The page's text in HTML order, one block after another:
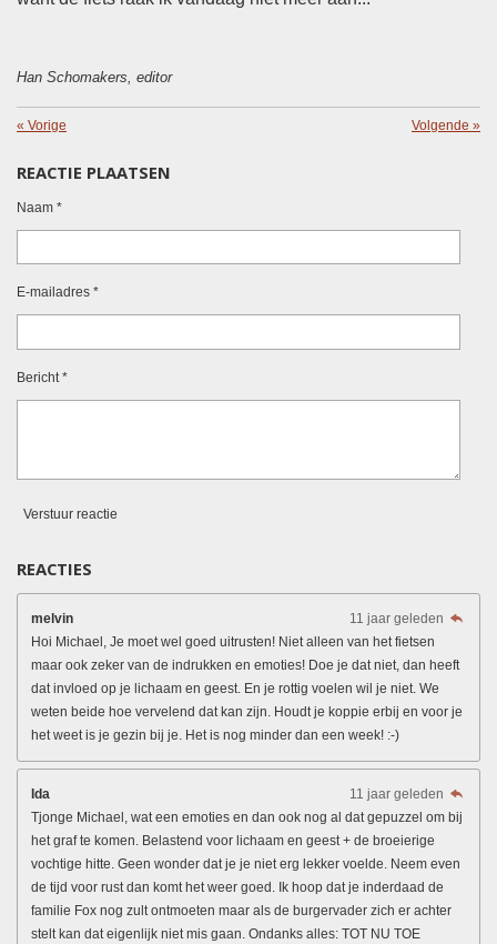
Han Schomakers, editor
« Vorige Volgende »
REACTIE PLAATSEN
Naam *
E-mailadres *
Bericht *
Verstuur reactie
REACTIES
melvin
11 jaar geleden
Hoi Michael, Je moet wel goed uitrusten! Niet alleen van het fietsen
maar ook zeker van de indrukken en emoties! Doe je dat niet, dan heeft
dat invloed op je lichaam en geest. En je rottig voelen wil je niet. We
weten beide hoe vervelend dat kan zijn. Houdt je koppie erbij en voor je
het weet is je gezin bij je. Het is nog minder dan een week! :-)
Ida
11 jaar geleden
Tjonge Michael, wat een emoties en dan ook nog al dat gepuzzel om bij
het graf te komen. Belastend voor lichaam en geest + de broeierige
vochtige hitte. Geen wonder dat je je niet erg lekker voelde. Neem even
de tijd voor rust dan komt het weer goed. Ik hoop dat je inderdaad de
familie Fox nog zult ontmoeten maar als de burgervader zich er achter
stelt kan dat eigenlijk niet mis gaan. Ondanks alles: TOT NU TOE